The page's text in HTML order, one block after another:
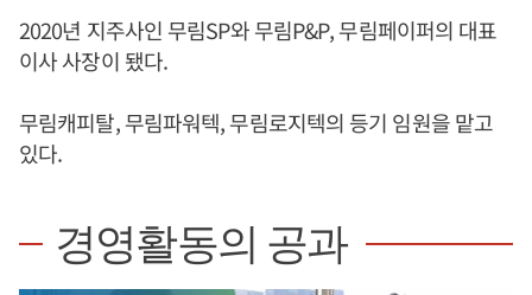
2020년 지주사인 무림SP와 무림P&P, 무림페이퍼의 대표
이사 사장이 됐다.
무림캐피탈, 무림파워텍, 무림로지텍의 등기 임원을 맡고
있다.
경영활동의 공과